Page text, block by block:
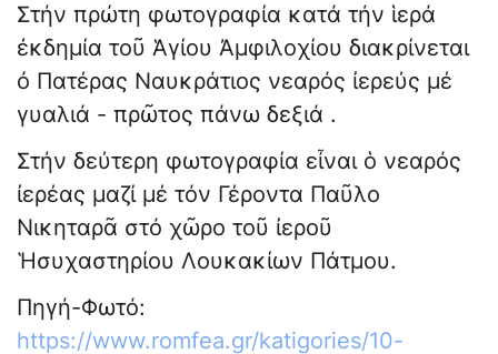
Στήν πρώτη φωτογραφία κατά τήν ἱερά
ἐκδημία τοῦ Ἁγίου Ἀμφιλοχίου διακρίνεται
ὀ Πατέρας Ναυκράτιος νεαρός ἰερεύς μέ
γυαλιά - πρῶτος πάνω δεξιά .
Στήν δεύτερη φωτογραφία εἶναι ὁ νεαρός
ἰερέας μαζί μέ τόν Γέροντα Παῦλο
Νικηταρᾶ στό χῶρο τοῦ ἰεροῦ
Ἡσυχαστηρίου Λουκακίων Πάτμου.
Πηγή-Φωτό:
https://www.romfea.gr/katigories/10-